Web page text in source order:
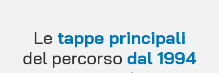
Le tappe principali
del percorso dal 1994